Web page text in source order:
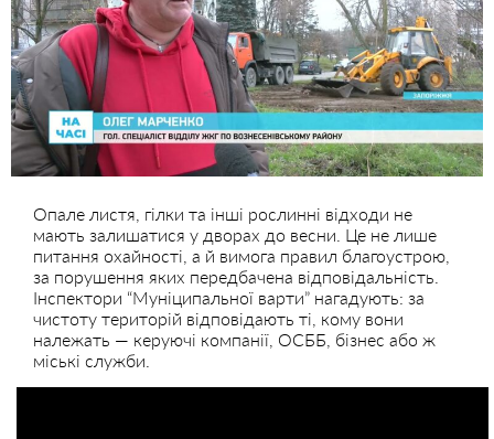
Опале листя, гілки та інші рослинні відходи не
мають залишатися у дворах до весни. Це не лише
питання охайності, а й вимога правил благоустрою,
за порушення яких передбачена відповідальність.
Інспектори “Муніципальної варти” нагадують: за
чистоту територій відповідають ті, кому вони
належать — керуючі компанії, ОСББ, бізнес або ж
міські служби.